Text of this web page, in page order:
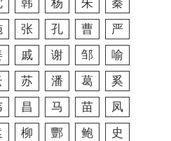
韩 杨 朱
秦
张 孔 曹
严
戚 谢 邹
喻
苏 潘 葛
奚
昌 马 苗
凤
柳 酆 鲍
史